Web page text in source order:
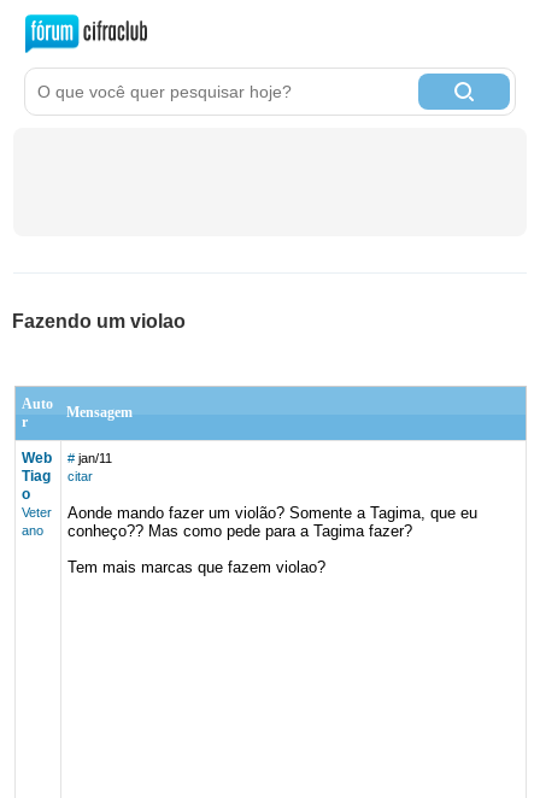
Fazendo um violao
Auto
r
Mensagem
Web
Tiag
o
Veter
ano
# jan/11
citar
Aonde mando fazer um violão? Somente a Tagima, que eu
conheço?? Mas como pede para a Tagima fazer?
Tem mais marcas que fazem violao?